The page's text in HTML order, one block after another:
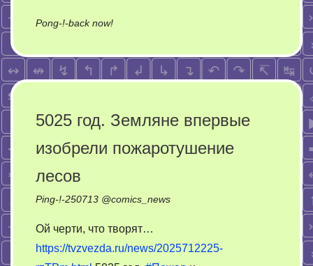
Pong-!-back now!on
натужной
ухмылочкой
5025 год. Земляне впервые
изобрели пожаротушение
лесов
Ping-!-250713 @comics_news
Ой черти, что творят…
https://tvzvezda.ru/news/2025712225-